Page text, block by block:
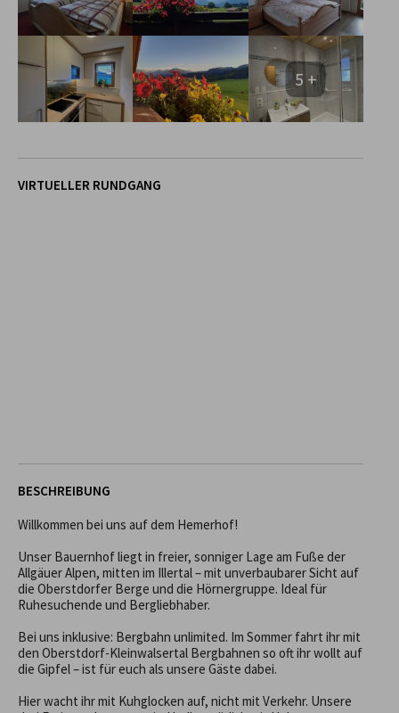
5 +
VIRTUELLER RUNDGANG
BESCHREIBUNG
Willkommen bei uns auf dem Hemerhof!
Unser Bauernhof liegt in freier, sonniger Lage am Fuße der
Allgäuer Alpen, mitten im Illertal – mit unverbaubarer Sicht auf
die Oberstdorfer Berge und die Hörnergruppe. Ideal für
Ruhesuchende und Bergliebhaber.
Bei uns inklusive: Bergbahn unlimited. Im Sommer fahrt ihr mit
den Oberstdorf-Kleinwalsertal Bergbahnen so oft ihr wollt auf
die Gipfel – ist für euch als unsere Gäste dabei.
Hier wacht ihr mit Kuhglocken auf, nicht mit Verkehr. Unsere